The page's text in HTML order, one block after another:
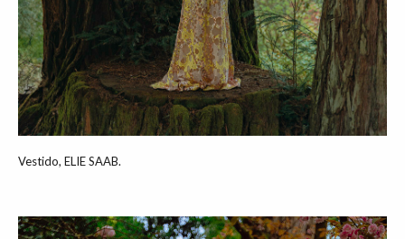
Vestido, ELIE SAAB.